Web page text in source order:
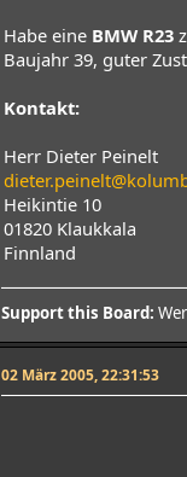
Habe eine BMW R23
Baujahr 39, guter
Kontakt:
Herr Dieter Peinelt
Heikintie 10
01820 Klaukkala
Finnland
Support this Board:
02 März 2005, 22:31:53